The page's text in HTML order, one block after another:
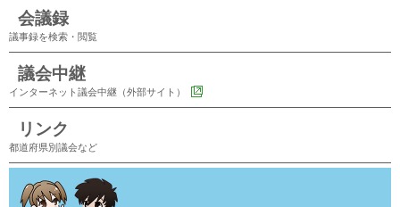
会議録
議事録を検索・閲覧
議会中継
インターネット議会中継（外部サイト）
リンク
都道府県別議会など